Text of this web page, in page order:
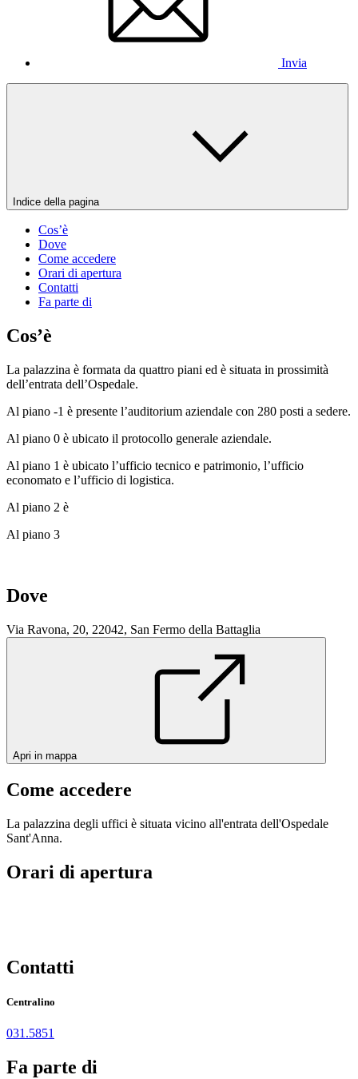
Invia
Indice della pagina
Cos’è
Dove
Come accedere
Orari di apertura
Contatti
Fa parte di
Cos’è
La palazzina è formata da quattro piani ed è situata in prossimità
dell’entrata dell’Ospedale.
Al piano -1 è presente l’auditorium aziendale con 280 posti a sedere.
Al piano 0 è ubicato il protocollo generale aziendale.
Al piano 1 è ubicato l’ufficio tecnico e patrimonio, l’ufficio
economato e l’ufficio di logistica.
Al piano 2 è
Al piano 3
Dove
Via Ravona, 20, 22042, San Fermo della Battaglia
Apri in mappa
Come accedere
La palazzina degli uffici è situata vicino all'entrata dell'Ospedale
Sant'Anna.
Orari di apertura
Contatti
Centralino
031.5851
Fa parte di